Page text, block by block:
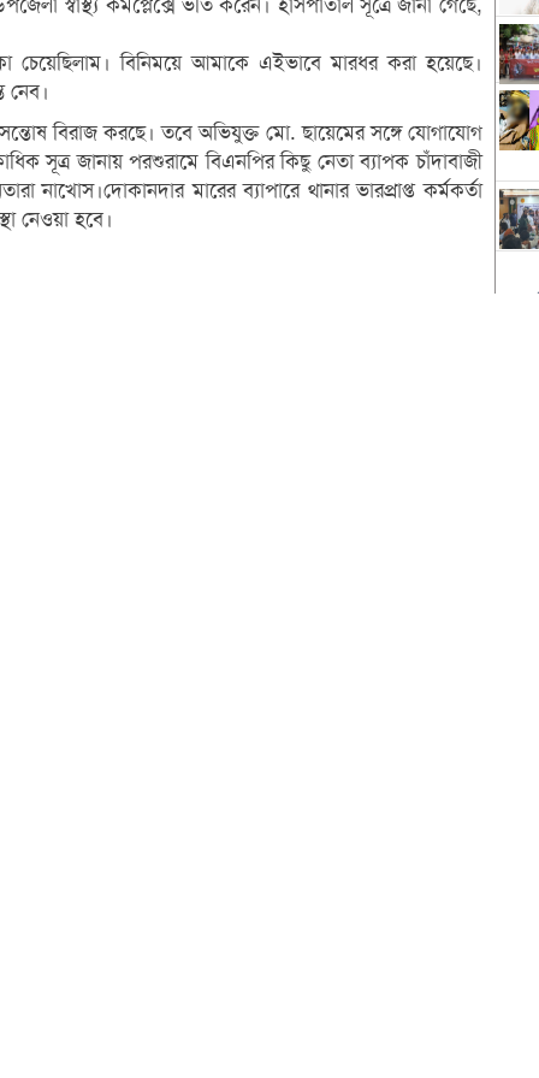
স্বাস্থ্য কমপ্লেক্সে ভর্তি করেন। হাসপাতাল সূত্রে জানা গেছে,
বিনিময়ে আমাকে এইভাবে মারধর করা হয়েছে।
নেব।
বিরাজ করছে। তবে অভিযুক্ত মো. ছায়েমের সঙ্গে যোগাযোগ
সূত্র জানায় পরশুরামে বিএনপির কিছু নেতা ব্যাপক চাঁদাবাজী
নাখোস।দোকানদার মারের ব্যাপারে থানার ভারপ্রাপ্ত কর্মকর্তা
নেওয়া হবে।